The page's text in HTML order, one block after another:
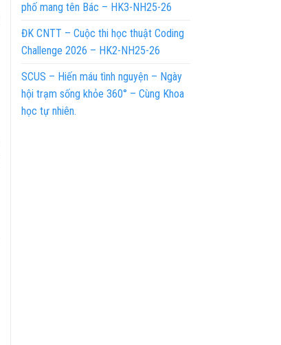
phố mang tên Bác – HK3-NH25-26
ĐK CNTT – Cuộc thi học thuật Coding
Challenge 2026 – HK2-NH25-26
SCUS – Hiến máu tình nguyện – Ngày
hội trạm sống khỏe 360° – Cùng Khoa
học tự nhiên.